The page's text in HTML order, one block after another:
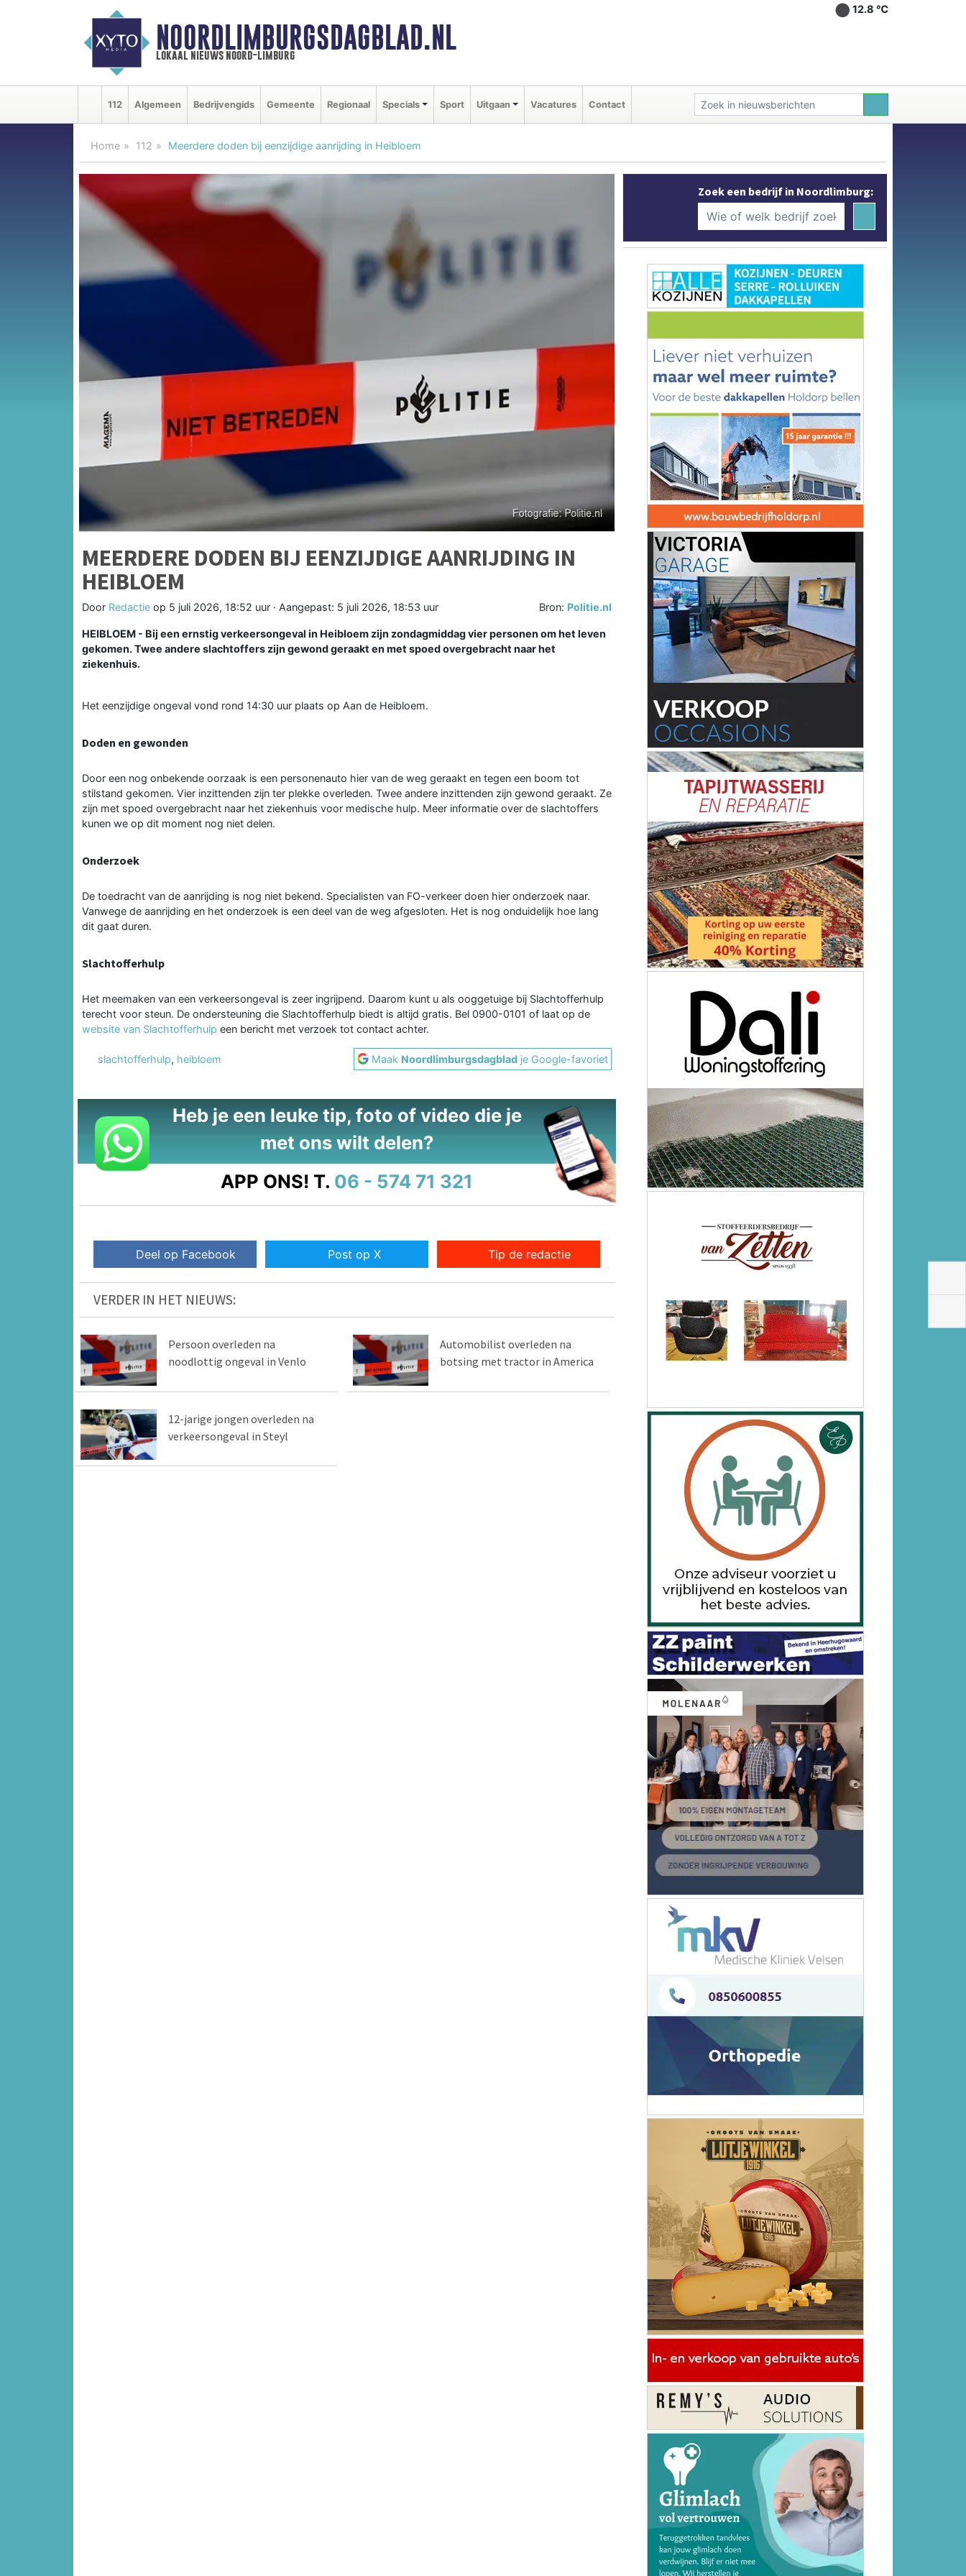
NOORDLIMBURGSDAGBLAD.NL
lokaal nieuws noord-limburg
12.8 ℃
112 Algemeen Bedrijvengids Gemeente Regionaal Specials Sport Uitgaan Vacatures Contact
Home 112 Meerdere doden bij eenzijdige aanrijding in Heibloem
MEERDERE DODEN BIJ EENZIJDIGE AANRIJDING IN
HEIBLOEM
Door Redactie op 5 juli 2026, 18:52 uur · Aangepast: 5 juli 2026, 18:53 uur Bron: Politie.nl
HEIBLOEM - Bij een ernstig verkeersongeval in Heibloem zijn zondagmiddag vier personen om het leven
gekomen. Twee andere slachtoffers zijn gewond geraakt en met spoed overgebracht naar het
ziekenhuis.
Het eenzijdige ongeval vond rond 14:30 uur plaats op Aan de Heibloem.
Doden en gewonden
Door een nog onbekende oorzaak is een personenauto hier van de weg geraakt en tegen een boom tot
stilstand gekomen. Vier inzittenden zijn ter plekke overleden. Twee andere inzittenden zijn gewond geraakt. Ze
zijn met spoed overgebracht naar het ziekenhuis voor medische hulp. Meer informatie over de slachtoffers
kunen we op dit moment nog niet delen.
Onderzoek
De toedracht van de aanrijding is nog niet bekend. Specialisten van FO-verkeer doen hier onderzoek naar.
Vanwege de aanrijding en het onderzoek is een deel van de weg afgesloten. Het is nog onduidelijk hoe lang
dit gaat duren.
Slachtofferhulp
Het meemaken van een verkeersongeval is zeer ingrijpend. Daarom kunt u als ooggetuige bij Slachtofferhulp
terecht voor steun. De ondersteuning die Slachtofferhulp biedt is altijd gratis. Bel 0900-0101 of laat op de
website van Slachtofferhulp een bericht met verzoek tot contact achter.
slachtofferhulp, heibloem Maak Noordlimburgsdagblad je Google-favoriet
Heb je een leuke tip, foto of video die je
met ons wilt delen?
APP ONS! T. 06 - 574 71 321
Deel op Facebook Post op X Tip de redactie
VERDER IN HET NIEUWS:
Persoon overleden na
noodlottig ongeval in Venlo
Automobilist overleden na
botsing met tractor in America
12-jarige jongen overleden na
verkeersongeval in Steyl
Zoek een bedrijf in Noordlimburg: